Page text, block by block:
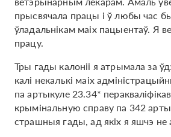
прысвячала працы і ў любы час
ўладальнікам маіх пацыентаў. Я
працу.
Тры гады калоніі я атрымала за
калі некалькі маіх
па артыкуле 23.34*
крымінальную справу па 342
страшныя гады, ад якіх я яшчэ не